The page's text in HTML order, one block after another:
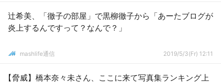
辻希美、「徹子の部屋」で黒柳徹子から「あーたブログが
炎上するんですって？なんで？」
mashlife通信 2019/5/3(Fr) 12:11
【脅威】橋本奈々未さん、ここに来て写真集ランキング上